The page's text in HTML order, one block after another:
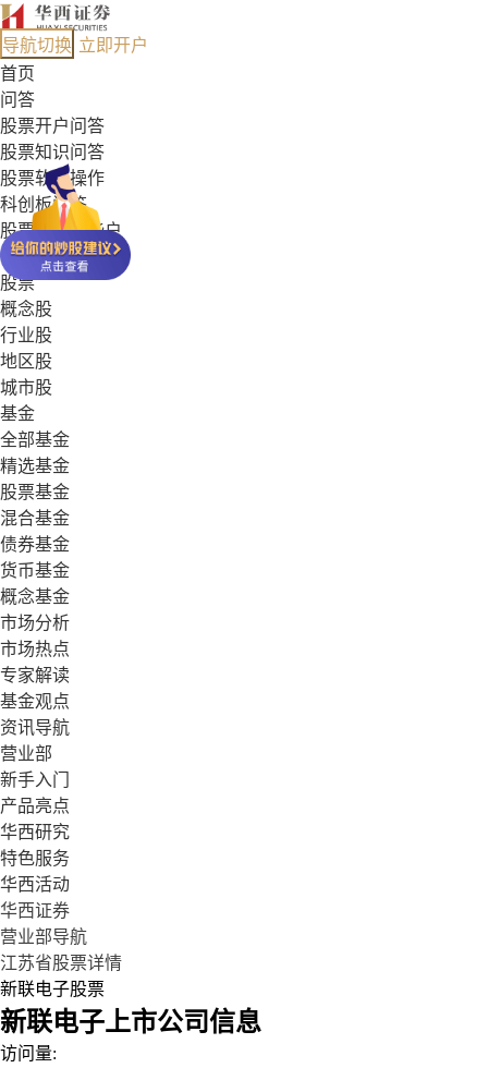
导航切换 立即开户
首页
问答
股票开户问答
股票知识问答
股票软件操作
科创板问答
股票能开哪些户
基金常见问答
股票
概念股
行业股
地区股
城市股
基金
全部基金
精选基金
股票基金
混合基金
债券基金
货币基金
概念基金
市场分析
市场热点
专家解读
基金观点
资讯导航
营业部
新手入门
产品亮点
华西研究
特色服务
华西活动
华西证券
营业部导航
江苏省股票详情
新联电子股票
新联电子上市公司信息
访问量: